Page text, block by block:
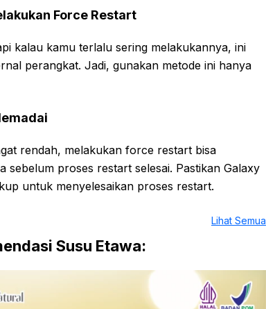
Force Restart
kalau kamu terlalu sering melakukannya, ini
perangkat. Jadi, gunakan metode ini hanya
rendah, melakukan force restart bisa
sebelum proses restart selesai. Pastikan Galaxy
untuk menyelesaikan proses restart.
Lihat Semua
Susu Etawa: